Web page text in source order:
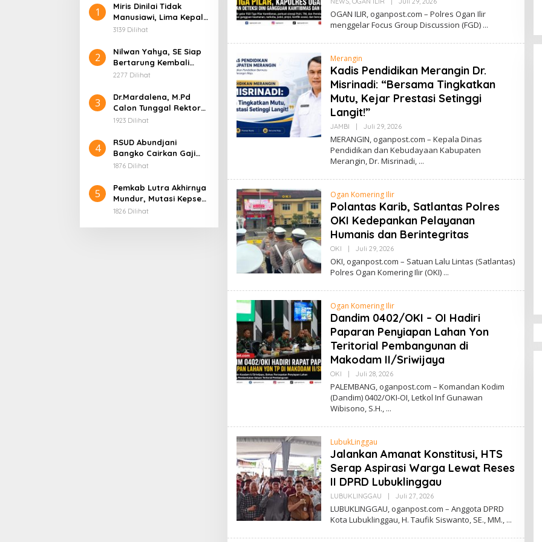
1
Miris Dinilai Tidak
Manusiawi, Lima Kepala
Sekolah Tabir
Jangkat, dan Tiga
Lainnya Nonjob
3139 Dilihat
2
Nilwan Yahya, SE Siap
Bertarung Kembali
Rebut Kursi Bupati
2277 Dilihat
3
Dr.Mardalena, M.Pd
Calon Tunggal Rektor
Universitas Merangin,
Menuju Puncak Prestasi
1923 Dilihat
4
RSUD Abundjani
Bangko Cairkan Gaji
P3K Paruh Waktu, Minta
Direktur Definitif
1876 Dilihat
5
Pemkab Lutra Akhirnya
Mundur, Mutasi Kepsek
dan Pengawas yang
1826 Dilihat
E
H
I
OGAN ILIR, oganpost.com – Polres Ogan Ilir
menggelar Focus Group Discussion (FGD)
Merangin
Kadis Pendidikan Merangin Dr.
Misrinadi: “Bersama Tingkatkan
Mutu, Kejar Prestasi Setinggi
Langit!”
JAMBI Juli 29, 2026O
E
H
R
O
MERANGIN, oganpost.com – Kepala Dinas
Pendidikan dan Kebudayaan Kabupaten
Merangin, Dr. Misrinadi,
Ogan Komering Ilir
Polantas Karib, Satlantas Polres
OKI Kedepankan Pelayanan
Humanis dan Berintegritas
OKI Juli 29, 2026O
E
H
I
OKI, oganpost.com – Satuan Lalu Lintas (Satlantas)
Polres Ogan Komering Ilir (OKI)
Ogan Komering Ilir
Dandim 0402/OKI – OI Hadiri
Paparan Penyiapan Lahan Yon
Teritorial Pembangunan di
Makodam II/Sriwijaya
OKI Juli 28, 2026O
E
H
O
PALEMBANG, oganpost.com – Komandan Kodim
(Dandim) 0402/OKI-OI, Letkol Inf Gunawan
Wibisono, S.H.,
LubukLinggau
Jalankan Amanat Konstitusi, HTS
Serap Aspirasi Warga Lewat Reses
II DPRD Lubuklinggau
LUBUKLINGGAU Juli 27, 2026O
E
H
I
LUBUKLINGGAU, oganpost.com – Anggota DPRD
Kota Lubuklinggau, H. Taufik Siswanto, SE., MM.,
Provinsi